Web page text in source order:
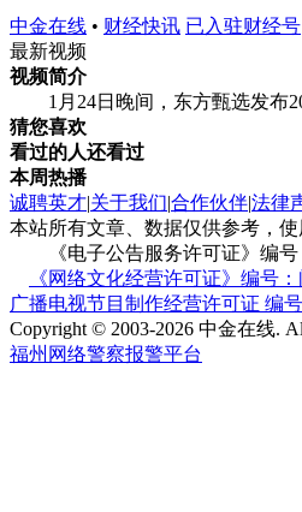
中金在线 • 财经快讯 已入驻财经号
最新视频
视频简介
1月24日晚间，东方甄选发布
猜您喜欢
看过的人还看过
本周热播
诚聘英才|关于我们|合作伙伴|法律
本站所有文章、数据仅供参考，
《电子公告服务许可证》编号
《网络文化经营许可证》编号
广播电视节目制作经营许可证 编
Copyright © 2003-2026 中金在线.
福州网络警察报警平台